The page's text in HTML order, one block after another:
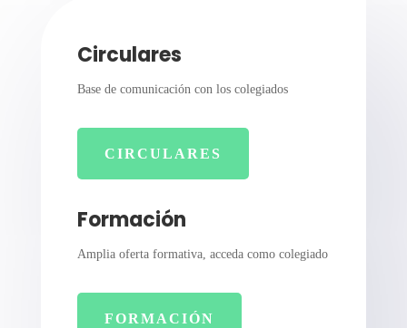
Circulares
Base de comunicación con los colegiados
CIRCULARES
Formación
Amplia oferta formativa, acceda como colegiado
FORMACIÓN